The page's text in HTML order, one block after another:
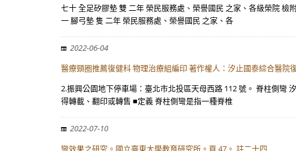
七十 全足矽膠墊 雙 二年 榮民服務處、榮譽國民 之家、各級榮院
一 腳弓墊 隻 二年 榮民服務處、榮譽國民 之家、各
2022-06-04
醫療頸圈推薦復健科 物理治療組編印 著作權人：汐止國泰綜合醫院
2.振興公園地下停車場：臺北市北投區天母西路 112 號。 脊柱側彎
得轉載、翻印或轉售 ■定義 脊柱側彎是指一種脊椎
2022-07-10
彎效果之研究。國立臺東大學教育研究所。頁 47。 註二十四